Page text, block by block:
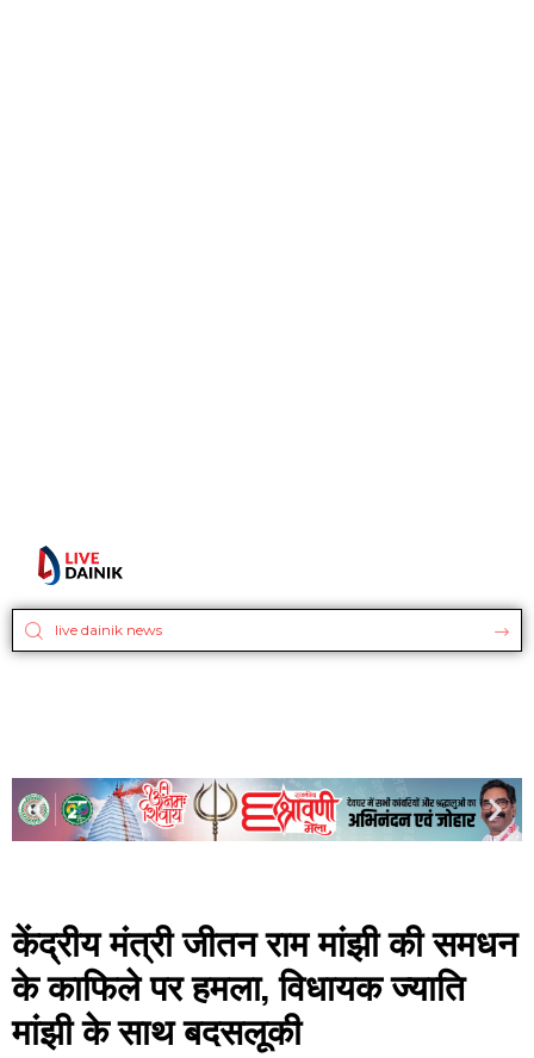
केंद्रीय मंत्री जीतन राम मांझी की समधन
के काफिले पर हमला, विधायक ज्याति
मांझी के साथ बदसलूकी